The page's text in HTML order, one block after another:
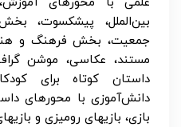
بین‌الملل، پیشکسوت،
جمعیت، بخش فرهنگ و هنر
مستند، عکاسی، موشن
داستان کوتاه برای
دانش‌آموزی با محورهای
بازی، بازیهای رومیزی و